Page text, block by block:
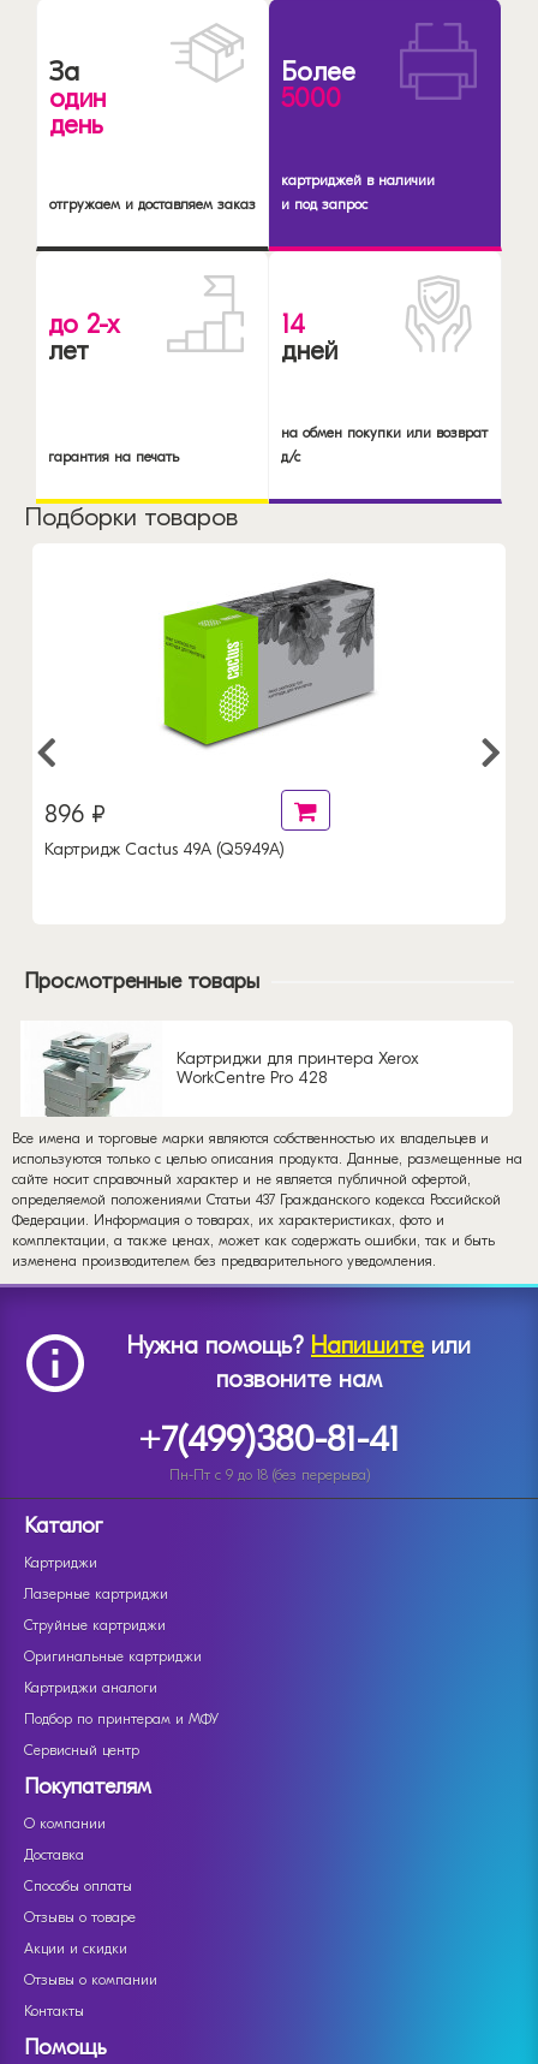
За
один
день
отгружаем и доставляем заказ
Более
5000
картриджей в наличии
и под запрос
до 2-х
лет
гарантия на печать
14
дней
на обмен покупки или возврат
д/с
Подборки товаров
896 ₽
Картридж Cactus 49A (Q5949A)
Просмотренные товары
Картриджи для принтера Xerox
WorkCentre Pro 428
Все имена и торговые марки являются собственностью их владельцев и
используются только с целью описания продукта. Данные, размещенные на
сайте носит справочный характер и не является публичной офертой,
определяемой положениями Статьи 437 Гражданского кодекса Российской
Федерации. Информация о товарах, их характеристиках, фото и
комплектации, а также ценах, может как содержать ошибки, так и быть
изменена производителем без предварительного уведомления.
Нужна помощь? Напишите или
позвоните нам
+7(499)380-81-41
Пн-Пт с 9 до 18 (без перерыва)
Каталог
Картриджи
Лазерные картриджи
Струйные картриджи
Оригинальные картриджи
Картриджи аналоги
Подбор по принтерам и МФУ
Сервисный центр
Покупателям
О компании
Доставка
Способы оплаты
Отзывы о товаре
Акции и скидки
Отзывы о компании
Контакты
Помощь